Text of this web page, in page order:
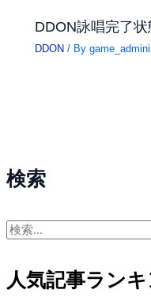
検索
検
対
象
人気記事ラン
DDON詠唱完了
DDON / By